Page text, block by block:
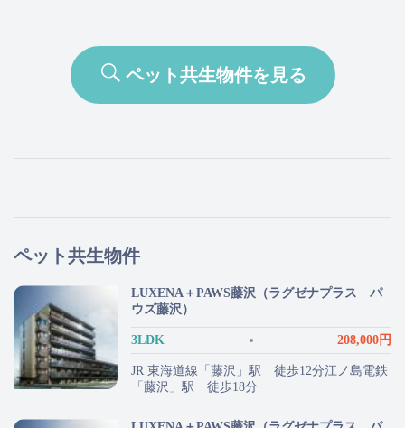
ペット共生物件を見る
ペット共生物件
LUXENA＋PAWS藤沢（ラグゼナプラス パ
ウズ藤沢）
3LDK 208,000円
JR 東海道線「藤沢」駅 徒歩12分江ノ島電鉄
「藤沢」駅 徒歩18分